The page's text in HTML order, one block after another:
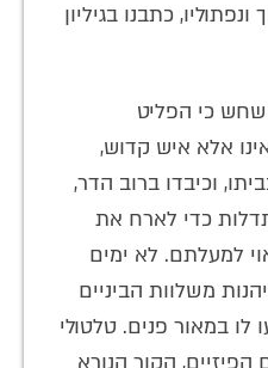
כתבנו בגיליון
כי הפליט
אלא איש קדוש,
וכיבדו ברוב הדר,
כדי לארח את
למעלתם. לא ימים
משלוות הביניים
במאור פנים. טלטולי